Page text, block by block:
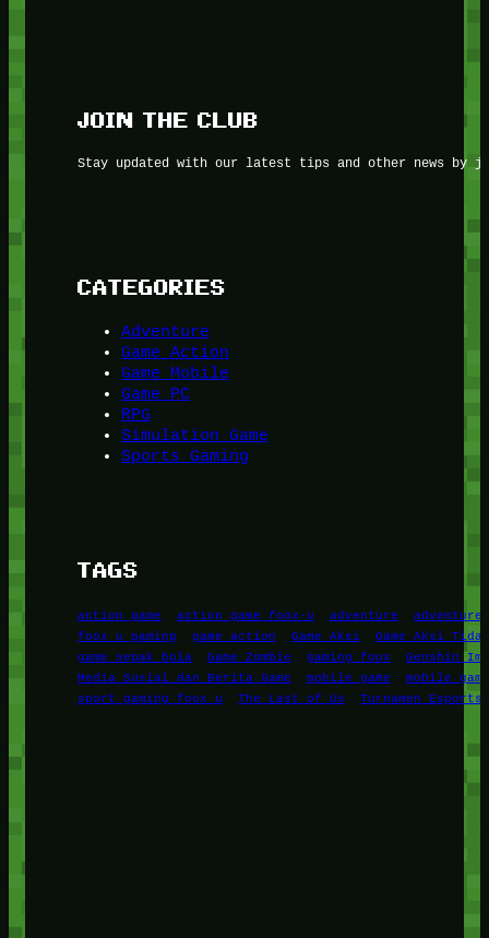
JOIN THE CLUB
Stay updated with our latest tips and other news by
CATEGORIES
Adventure
Game Action
Game Mobile
Game PC
RPG
Simulation Game
Sports Gaming
TAGS
action game action game foox-u adventure
adventure
foox u gaming
game action Game Aksi
Game Aksi Tidak
game sepak bola
Game Zombie gaming foox
Genshin
Media Sosial dan Berita Game
mobile game
mobile
sport gaming foox u
The Last of Us Turnamen Esports